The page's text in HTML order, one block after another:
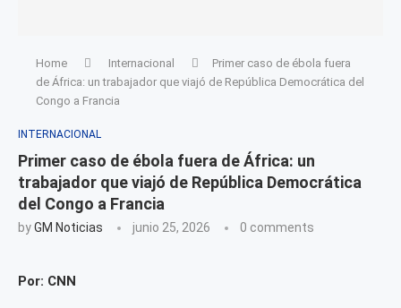
Home Internacional
Primer caso de ébola fuera
de África: un trabajador que viajó de República Democrática del
Congo a Francia
INTERNACIONAL
Primer caso de ébola fuera de África: un
trabajador que viajó de República Democrática
del Congo a Francia
byGM Noticias junio 25, 2026 0 comments
Por: CNN